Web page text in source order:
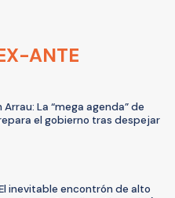
ANTE
La “mega agenda” de
el gobierno tras despejar
inevitable encontrón de alto